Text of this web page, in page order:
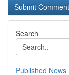
Search
Published News